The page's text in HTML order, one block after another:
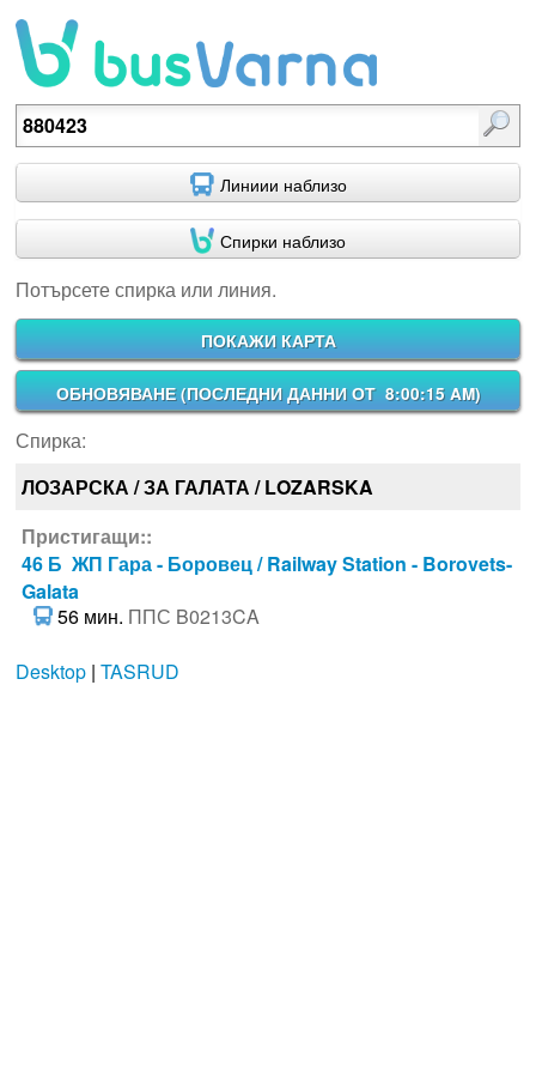
Потърсете спирка или линия.
Линиии наблизо
Спирки наблизо
Потърсете спирка или линия.
ПОКАЖИ КАРТА
ОБНОВЯВАНЕ (ПОСЛЕДНИ ДАННИ ОТ 8:00:15 AM)
Спирка:
ЛОЗАРСКА / ЗА ГАЛАТА / LOZARSKA
Пристигащи::
46 Б ЖП Гара - Боровец / Railway Station - Borovets-
Galata
56 мин. ППС B0213CA
Desktop| TASRUD